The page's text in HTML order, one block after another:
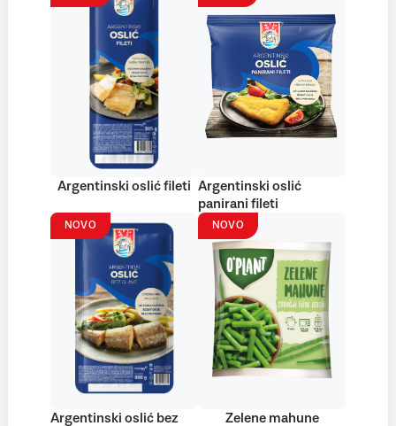
Argentinski oslić fileti Argentinski oslić
panirani fileti
NOVO
Argentinski oslić bez
NOVO
Zelene mahune